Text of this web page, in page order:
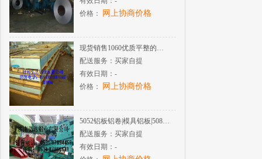
价格：
网上协商价格
现货销售1060优质平整的纯铝板
配送服务： 买家自提
有效日期： -
价格：
网上协商价格
5052铝板铝卷|模具铝板|5083铝板铝卷|造船用铝板
配送服务： 买家自提
有效日期： -